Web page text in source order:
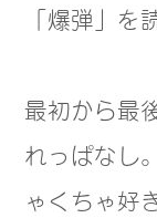
「爆弾」を
最初から最
れっぱなし
ゃくちゃ好